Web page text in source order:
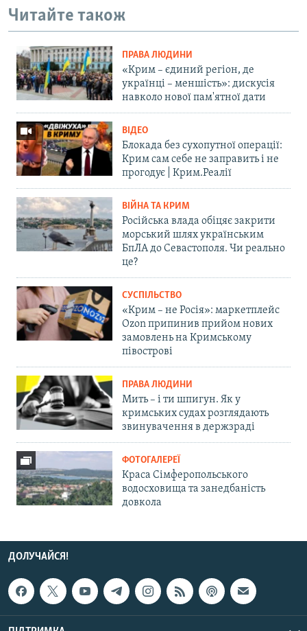
Читайте також
ПРАВА ЛЮДИНИ
«Крим – єдиний регіон, де
українці – меншість»: дискусія
навколо нової пам'ятної дати
ВІДЕО
Блокада без сухопутної операції:
Крим сам себе не заправить і не
прогодує | Крим.Реалії
ВІЙНА ТА КРИМ
Російська влада обіцяє закрити
морський шлях українським
БпЛА до Севастополя. Чи реально
це?
СУСПІЛЬСТВО
«Крим – не Росія»: маркетплейс
Ozon припинив прийом нових
замовлень на Кримському
півострові
ПРАВА ЛЮДИНИ
Мить – і ти шпигун. Як у
кримських судах розглядають
звинувачення в держзраді
ФОТОГАЛЕРЕЇ
Краса Сімферопольського
водосховища та занедбаність
довкола
ДОЛУЧАЙСЯ!